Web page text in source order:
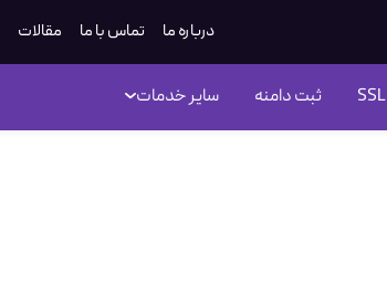
درباره ما تماس با ما مقالات
ثبت دامنه سایر خدمات